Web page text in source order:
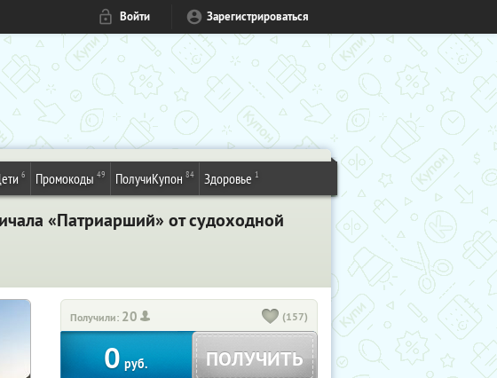
Войти Зарегистрироваться
6 Промокоды 49 ПолучиКупон 84 Здоровье 1
«Патриарший» от судоходной
Получили: 20 (157)
0 руб. ПОЛУЧИТЬ